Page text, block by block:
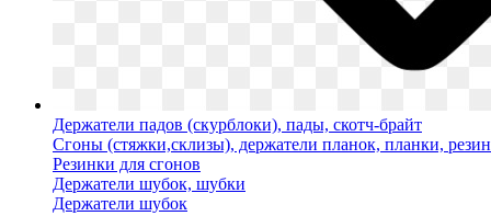
Держатели падов (скурблоки), пады, скотч-брайт
Сгоны (стяжки,склизы), держатели планок, планки,
Резинки для сгонов
Держатели шубок, шубки
Держатели шубок